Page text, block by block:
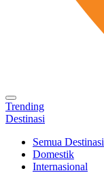
Trending
Destinasi
Semua Destinasi
Domestik
Internasional